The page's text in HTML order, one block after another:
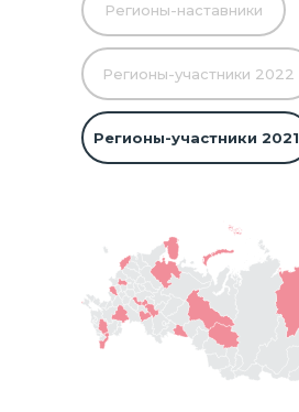
Регионы-наставники
Регионы-участники 2022
Регионы-участники 2021